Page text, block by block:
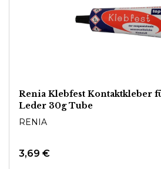
Renia Klebfest Kontaktkleber
Leder 30g Tube
RENIA
3,69 €